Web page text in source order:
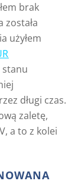
brak
została
użyłem
stanu
długi czas.
zaletę,
a to z kolei